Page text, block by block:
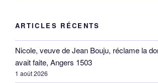
ARTICLES RÉCENTS
Nicole, veuve de Jean Bouju, réclame la
avait faite, Angers 1503
1 août 2026